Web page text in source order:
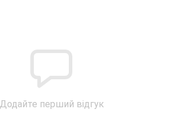
Додайте перший відгук